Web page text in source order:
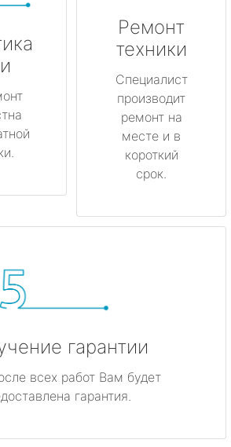
Ремонт
техники
Специалист
производит
ремонт на
месте и в
короткий
срок.
гарантии
всех работ Вам будет
гарантия.